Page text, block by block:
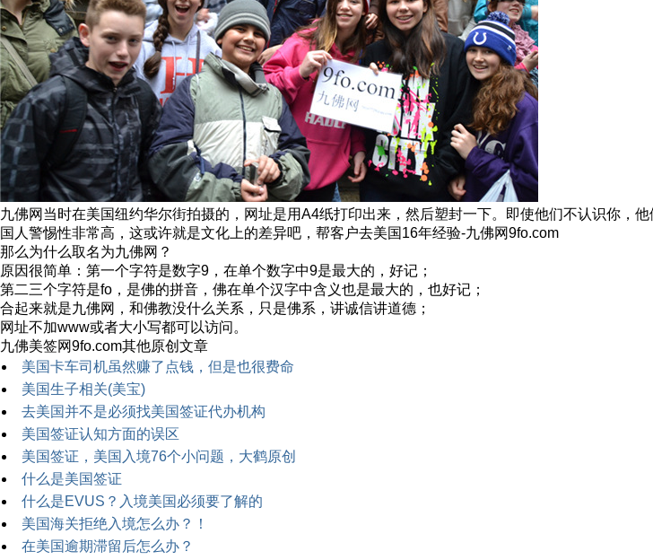
九佛网当时在美国纽约华尔街拍摄的，网址是用A4纸打印出来，然后塑封一下。即使他们不认识你，
国人警惕性非常高，这或许就是文化上的差异吧，帮客户去美国16年经验-九佛网9fo.com
那么为什么取名为九佛网？
原因很简单：第一个字符是数字9，在单个数字中9是最大的，好记；
第二三个字符是fo，是佛的拼音，佛在单个汉字中含义也是最大的，也好记；
合起来就是九佛网，和佛教没什么关系，只是佛系，讲诚信讲道德；
网址不加www或者大小写都可以访问。
九佛美签网9fo.com其他原创文章
美国卡车司机虽然赚了点钱，但是也很费命
美国生子相关(美宝)
去美国并不是必须找美国签证代办机构
美国签证认知方面的误区
美国签证，美国入境76个小问题，大鹤原创
什么是美国签证
什么是EVUS？入境美国必须要了解的
美国海关拒绝入境怎么办？！
在美国逾期滞留后怎么办？